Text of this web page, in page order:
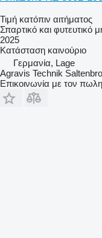
Τιμή κατόπιν αιτήματος
Σπαρτικό και
2025
Κατάσταση καινούριο
Γερμανία, Lage
Agravis Technik
Επικοινωνία με τον